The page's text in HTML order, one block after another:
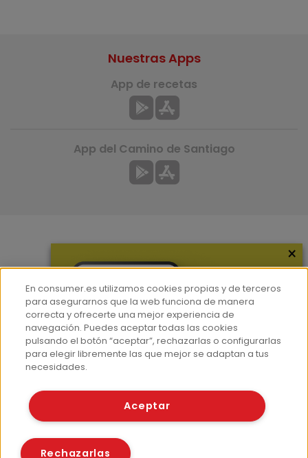
Hemeroteca
Contacto
Prensa
Corpus Lingüístico Consumer
Nuestras Apps
App de recetas
App del Camino de Santiago
© Fundación EROSKI
Políticas de cookies
×
En consumer.es utilizamos cookies propias y de terceros
para asegurarnos que la web funciona de manera
correcta y ofrecerte una mejor experiencia de
navegación. Puedes aceptar todas las cookies
pulsando el botón “aceptar”, rechazarlas o configurarlas
para elegir libremente las que mejor se adaptan a tus
necesidades.
Aceptar
Rechazarlas